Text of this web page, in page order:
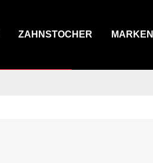
ZAHNSTOCHER MARKEN